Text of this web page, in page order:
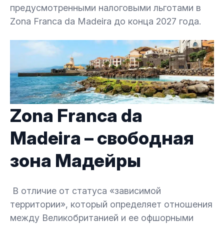
предусмотренными налоговыми льготами в
Zona Franca da Madeira до конца 2027 года.
Zona Franca da
Madeira – свободная
зона Мадейры
В отличие от статуса «зависимой
территории», который определяет отношения
между Великобританией и ее офшорными